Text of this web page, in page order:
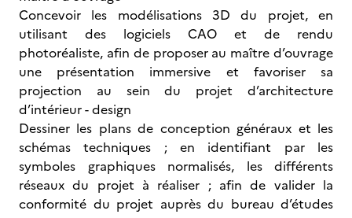
Concevoir les modélisations 3D du projet, en
utilisant des logiciels CAO et de rendu
photoréaliste, afin de proposer au maître d’ouvrage
une présentation immersive et favoriser sa
projection au sein du projet d’architecture
d’intérieur - design
Dessiner les plans de conception généraux et les
schémas techniques ; en identifiant par les
symboles graphiques normalisés, les différents
réseaux du projet à réaliser ; afin de valider la
conformité du projet auprès du bureau d’études